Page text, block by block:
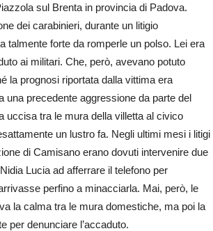
sul Brenta in provincia di Padova.
dei carabinieri, durante un litigio
talmente forte da romperle un polso. Lei era
ai militari. Che, però, avevano potuto
la prognosi riportata dalla vittima era
una precedente aggressione da parte del
uccisa tra le mura della villetta al civico
un lustro fa. Negli ultimi mesi i litigi
di Camisano erano dovuti intervenire due
Lucia ad afferrare il telefono per
perfino a minacciarla. Mai, però, le
la calma tra le mura domestiche, ma poi la
per denunciare l’accaduto.